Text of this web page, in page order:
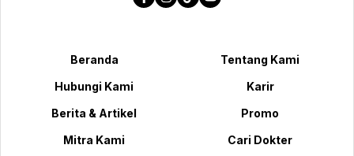
Beranda
Tentang Kami
Hubungi Kami
Karir
Berita & Artikel
Promo
Mitra Kami
Cari Dokter